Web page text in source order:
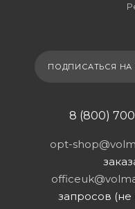
ПОДПИСАТЬСЯ НА
8 (800)
opt-
запросов